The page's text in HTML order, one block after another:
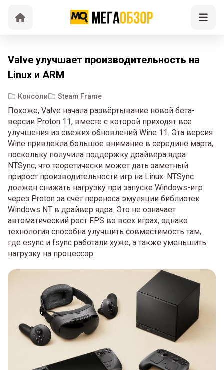
Valve улучшает производительность на
Linux и ARM
Консоли Steam Frame
Похоже, Valve начала развёртывание новой бета-
версии Proton 11, вместе с которой приходят все
улучшения из свежих обновлений Wine 11. Эта версия
Wine привлекла большое внимание в середине марта,
поскольку получила поддержку драйвера ядра
NTSync, что теоретически может дать заметный
прирост производительности игр на Linux. NTSync
должен снижать нагрузку при запуске Windows-игр
через Proton за счёт переноса эмуляции библиотек
Windows NT в драйвер ядра. Это не означает
автоматический рост FPS во всех играх, однако
технология способна улучшить совместимость там,
где esync и fsync работали хуже, а также уменьшить
нагрузку на процессор.